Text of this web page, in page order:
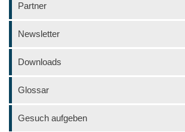
Partner
Newsletter
Downloads
Glossar
Gesuch aufgeben